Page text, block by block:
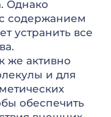
Однако
содержанием
устранить все
же активно
и для
обеспечить